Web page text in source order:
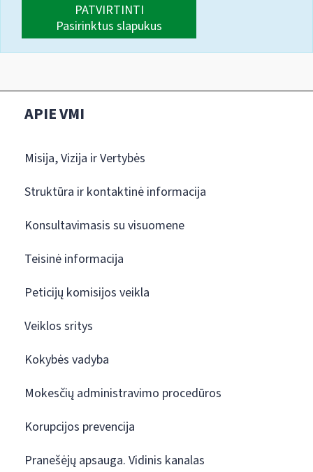
PATVIRTINTI
Pasirinktus slapukus
APIE VMI
Misija, Vizija ir Vertybės
Struktūra ir kontaktinė informacija
Konsultavimasis su visuomene
Teisinė informacija
Peticijų komisijos veikla
Veiklos sritys
Kokybės vadyba
Mokesčių administravimo procedūros
Korupcijos prevencija
Pranešėjų apsauga. Vidinis kanalas